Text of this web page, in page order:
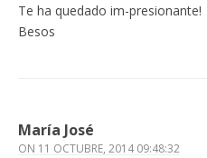
Te ha quedado im-presionante!
Besos
María José
ON 11 OCTUBRE, 2014 09:48:32